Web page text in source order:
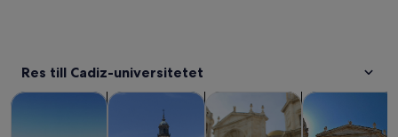
Res till Cadiz-universitetet
Turer och dagsutflykter Öppnas i ny flik
Historia och kultur Öppnas i ny flik
Privata och skräddarsydda
Mat, dryck